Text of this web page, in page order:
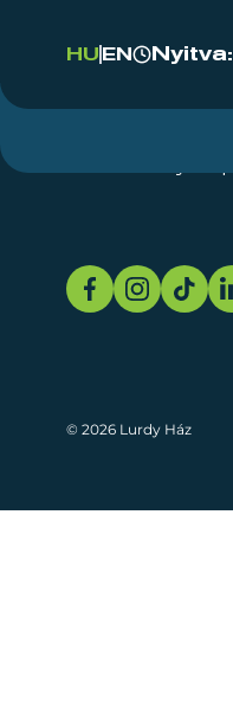
HU EN Nyitva:
© 2026 Lurdy Ház